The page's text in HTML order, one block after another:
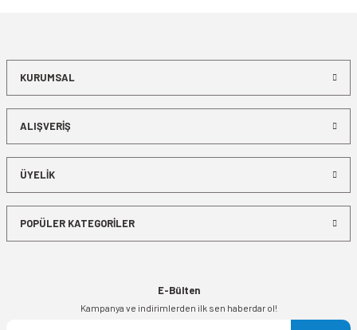
KURUMSAL
ALIŞVERİŞ
ÜYELİK
POPÜLER KATEGORİLER
E-Bülten
Kampanya ve indirimlerden ilk sen haberdar ol!